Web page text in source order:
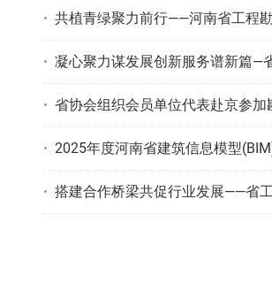
共植青绿聚力前行——河南省工程
凝心聚力谋发展创新服务谱新篇—
省协会组织会员单位代表赴京参
2025年度河南省建筑信息模型
搭建合作桥梁共促行业发展——省